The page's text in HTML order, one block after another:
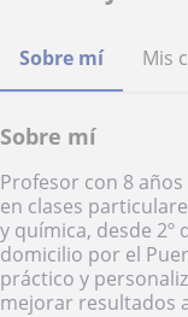
Sobre mí Mis
Sobre mí
Profesor con 8
en clases
y química, desde 2º
domicilio por el
práctico y
mejorar resultados